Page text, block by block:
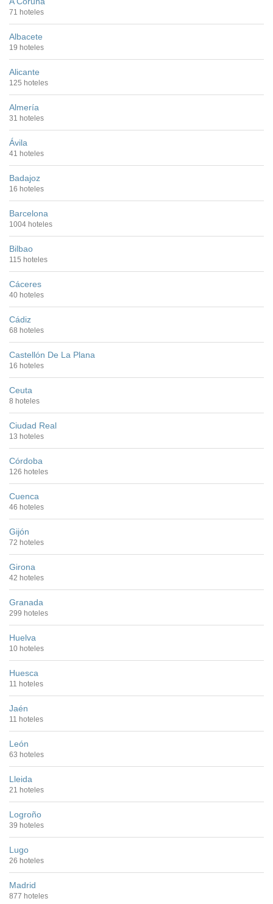
71 hoteles
Albacete
19 hoteles
Alicante
125 hoteles
Almería
31 hoteles
Ávila
41 hoteles
Badajoz
16 hoteles
Barcelona
1004 hoteles
Bilbao
115 hoteles
Cáceres
40 hoteles
Cádiz
68 hoteles
Castellón De La Plana
16 hoteles
Ceuta
8 hoteles
Ciudad Real
13 hoteles
Córdoba
126 hoteles
Cuenca
46 hoteles
Gijón
72 hoteles
Girona
42 hoteles
Granada
299 hoteles
Huelva
10 hoteles
Huesca
11 hoteles
Jaén
11 hoteles
León
63 hoteles
Lleida
21 hoteles
Logroño
39 hoteles
Lugo
26 hoteles
Madrid
877 hoteles